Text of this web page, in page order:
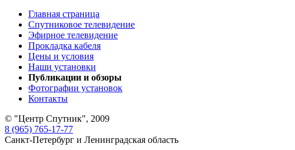
Главная страница
Спутниковое телевидение
Эфирное телевидение
Прокладка кабеля
Цены и условия
Наши установки
Публикации и обзоры
Фотографии установок
Контакты
© "Центр Спутник", 2009
8 (965) 765-17-77
Санкт-Петербург и Ленинградская область